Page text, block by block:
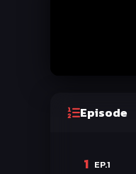
Episode
1 EP.1